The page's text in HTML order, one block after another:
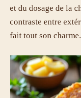
et du dosage de la
contraste entre
fait tout son charme.